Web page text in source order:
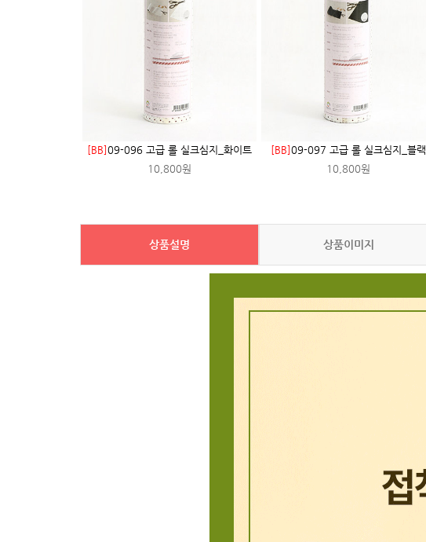
[BB]09-096 고급 롤 실크심지_화이트
10,800원
[BB]09-097 고급 롤 실크심지_블랙
10,800원
상품설명 상품이미지